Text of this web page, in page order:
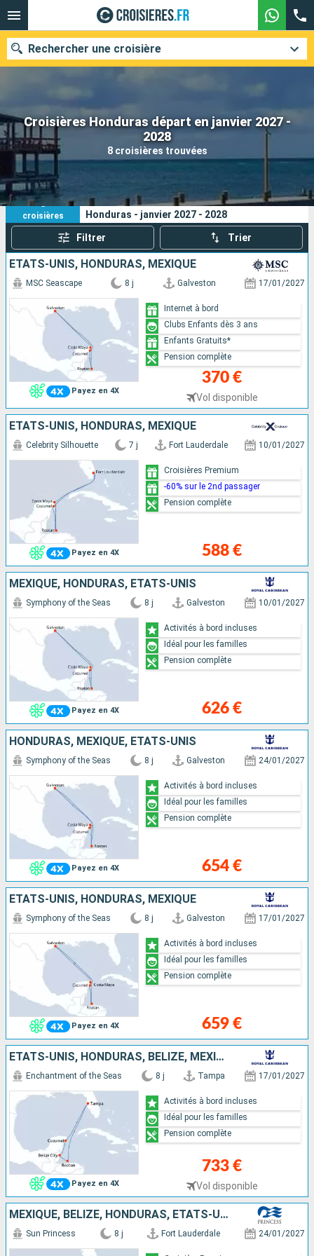
Croisières Honduras départ en janvier 2027 -
2028
8 croisières trouvées
Rechercher une croisière
Nos destinations
Mois de départ
Ports Compagnies
Rechercher
8
croisières
Vos critères de recherche :
Honduras - janvier 2027 - 2028
Filtrer Trier
ÉTATS-UNIS, HONDURAS, MEXIQUE
Payez en 4X
MSC Seascape 8 j Galveston 17/01/2027
370 €
Vol disponible
Internet à bord
Clubs Enfants dès 3 ans
Enfants Gratuits*
Pension complète
ÉTATS-UNIS, HONDURAS, MEXIQUE
Payez en 4X
Celebrity Silhouette 7 j Fort Lauderdale 10/01/2027
588 €
Croisières Premium
-60% sur le 2nd passager
Pension complète
MEXIQUE, HONDURAS, ÉTATS-UNIS
Payez en 4X
Symphony of the Seas 8 j Galveston 10/01/2027
626 €
Activités à bord incluses
Idéal pour les familles
Pension complète
HONDURAS, MEXIQUE, ÉTATS-UNIS
Payez en 4X
Symphony of the Seas 8 j Galveston 24/01/2027
654 €
Activités à bord incluses
Idéal pour les familles
Pension complète
ÉTATS-UNIS, HONDURAS, MEXIQUE
Payez en 4X
Symphony of the Seas 8 j Galveston 17/01/2027
659 €
Activités à bord incluses
Idéal pour les familles
Pension complète
ÉTATS-UNIS, HONDURAS, BELIZE, MEXIQUE
Payez en 4X
Enchantment of the Seas 8 j Tampa 17/01/2027
733 €
Vol disponible
Activités à bord incluses
Idéal pour les familles
Pension complète
MEXIQUE, BELIZE, HONDURAS, ÉTATS-UNIS
Sun Princess 8 j Fort Lauderdale 24/01/2027